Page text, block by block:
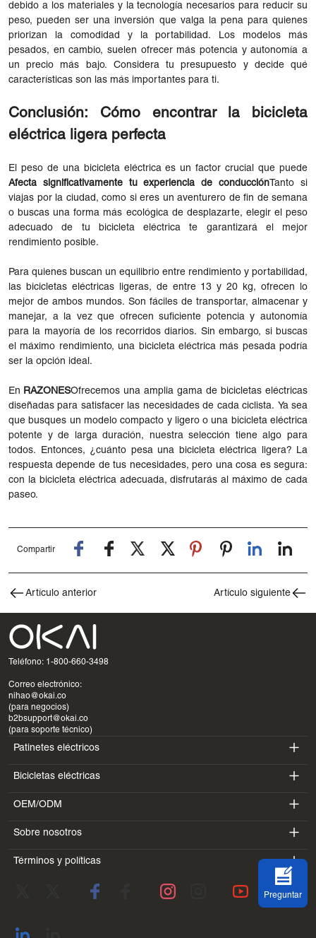
debido a los materiales y la tecnología necesarios para reducir su
peso, pueden ser una inversión que valga la pena para quienes
priorizan la comodidad y la portabilidad. Los modelos más
pesados, en cambio, suelen ofrecer más potencia y autonomía a
un precio más bajo. Considera tu presupuesto y decide qué
características son las más importantes para ti.
Conclusión: Cómo encontrar la bicicleta
eléctrica ligera perfecta
El peso de una bicicleta eléctrica es un factor crucial que puede
Afecta significativamente tu experiencia de conducciónTanto si
viajas por la ciudad, como si eres un aventurero de fin de semana
o buscas una forma más ecológica de desplazarte, elegir el peso
adecuado de tu bicicleta eléctrica te garantizará el mejor
rendimiento posible.
Para quienes buscan un equilibrio entre rendimiento y portabilidad,
las bicicletas eléctricas ligeras, de entre 13 y 20 kg, ofrecen lo
mejor de ambos mundos. Son fáciles de transportar, almacenar y
manejar, a la vez que ofrecen suficiente potencia y autonomía
para la mayoría de los recorridos diarios. Sin embargo, si buscas
el máximo rendimiento, una bicicleta eléctrica más pesada podría
ser la opción ideal.
En RAZONESOfrecemos una amplia gama de bicicletas eléctricas
diseñadas para satisfacer las necesidades de cada ciclista. Ya sea
que busques un modelo compacto y ligero o una bicicleta eléctrica
potente y de larga duración, nuestra selección tiene algo para
todos. Entonces, ¿cuánto pesa una bicicleta eléctrica ligera? La
respuesta depende de tus necesidades, pero una cosa es segura:
con la bicicleta eléctrica adecuada, disfrutarás al máximo de cada
paseo.
Compartir
Artículo anterior Artículo siguiente
Teléfono: 1-800-660-3498
Correo electrónico:
nihao@okai.co
(para negocios)
b2bsupport@okai.co
(para soporte técnico)
Patinetes eléctricos
ES400A
ES410
ES600P
Bicicletas eléctricas
EB100B
EB300
EB100B V3
OEM/ODM
SV3
BV5
Sobre nosotros
Introducción
Términos y políticas
Condiciones de servicio
Preguntar